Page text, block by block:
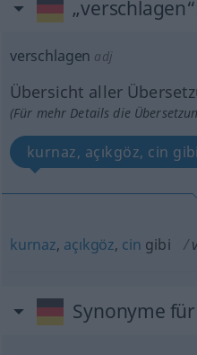
„verschlagen“
verschlagen adj
Übersicht aller
(Für mehr Details die
kurnaz, açıkgöz, cin gibi
kurnaz, açıkgöz, cin gibi
Synonyme